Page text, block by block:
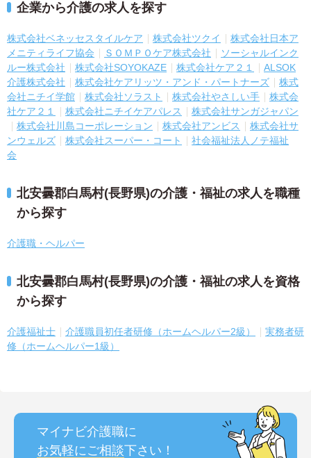
企業から介護の求人を探す
株式会社ベネッセスタイルケア 株式会社ツクイ
株式会社日本ア
メニティライフ協会
ＳＯＭＰＯケア株式会社
ソーシャルインク
ルー株式会社
株式会社SOYOKAZE 株式会社ケア２１
ALSOK
介護株式会社
株式会社ケアリッツ・アンド・パートナーズ
株式
会社ニチイ学館
株式会社ソラスト 株式会社やさしい手
株式会
社ケア２１
株式会社ニチイケアパレス
株式会社サンガジャパン
株式会社川島コーポレーション
株式会社アンビス
株式会社サ
ンウェルズ
株式会社スーパー・コート
社会福祉法人ノテ福祉
会
北安曇郡白馬村(長野県)の介護・福祉の求人を職種
から探す
介護職・ヘルパー
北安曇郡白馬村(長野県)の介護・福祉の求人を資格
から探す
介護福祉士 介護職員初任者研修（ホームヘルパー2級）
実務者研
修（ホームヘルパー1級）
マイナビ介護職に
お気軽にご相談下さい！